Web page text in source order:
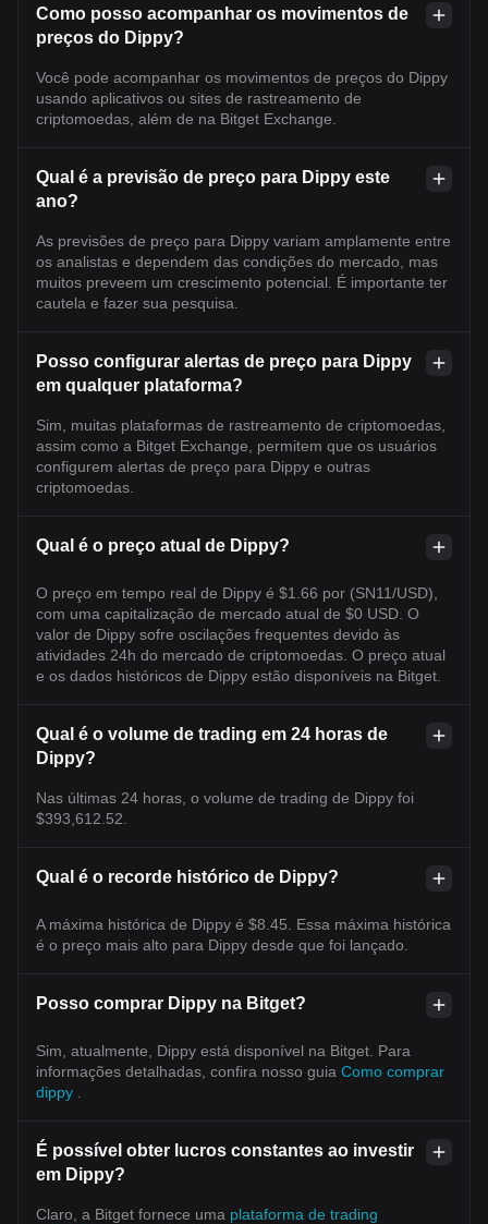
Como posso acompanhar os movimentos de
preços do Dippy?
Você pode acompanhar os movimentos de preços do Dippy
usando aplicativos ou sites de rastreamento de
criptomoedas, além de na Bitget Exchange.
Qual é a previsão de preço para Dippy este
ano?
As previsões de preço para Dippy variam amplamente entre
os analistas e dependem das condições do mercado, mas
muitos preveem um crescimento potencial. É importante ter
cautela e fazer sua pesquisa.
Posso configurar alertas de preço para Dippy
em qualquer plataforma?
Sim, muitas plataformas de rastreamento de criptomoedas,
assim como a Bitget Exchange, permitem que os usuários
configurem alertas de preço para Dippy e outras
criptomoedas.
Qual é o preço atual de Dippy?
O preço em tempo real de Dippy é $1.66 por (SN11/USD),
com uma capitalização de mercado atual de $0 USD. O
valor de Dippy sofre oscilações frequentes devido às
atividades 24h do mercado de criptomoedas. O preço atual
e os dados históricos de Dippy estão disponíveis na Bitget.
Qual é o volume de trading em 24 horas de
Dippy?
Nas últimas 24 horas, o volume de trading de Dippy foi
$393,612.52.
Qual é o recorde histórico de Dippy?
A máxima histórica de Dippy é $8.45. Essa máxima histórica
é o preço mais alto para Dippy desde que foi lançado.
Posso comprar Dippy na Bitget?
Sim, atualmente, Dippy está disponível na Bitget. Para
informações detalhadas, confira nosso guia Como comprar
dippy
É possível obter lucros constantes ao investir
em Dippy?
Claro, a Bitget fornece uma plataforma de trading